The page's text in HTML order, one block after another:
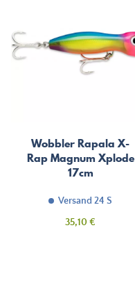
Wobbler Rapala X-
Rap Magnum Xplode
17cm
Versand 24 S
Preis
35,10 €